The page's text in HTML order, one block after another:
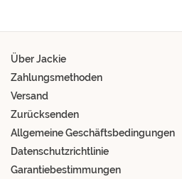
Über Jackie
Zahlungsmethoden
Versand
Zurücksenden
Allgemeine Geschäftsbedingungen
Datenschutzrichtlinie
Garantiebestimmungen